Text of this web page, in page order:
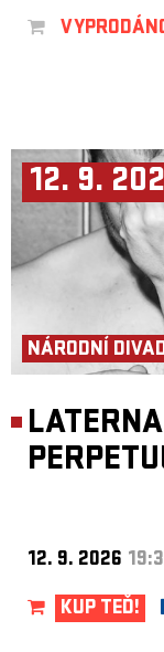
12. 9.
NÁRODNÍ
12. 9. 2026
KUP TEĎ!